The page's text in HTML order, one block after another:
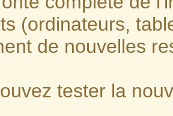
(ordinateurs,
de nouvelles
tester la